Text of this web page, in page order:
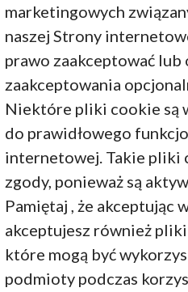
marketingowych
naszej Strony
prawo zaakceptować lub
zaakceptowania
Niektóre pliki cookie są
do prawidłowego
internetowej. Takie pliki
zgody, ponieważ są
Pamiętaj , że akceptując
akceptujesz również
które mogą być
podmioty podczas